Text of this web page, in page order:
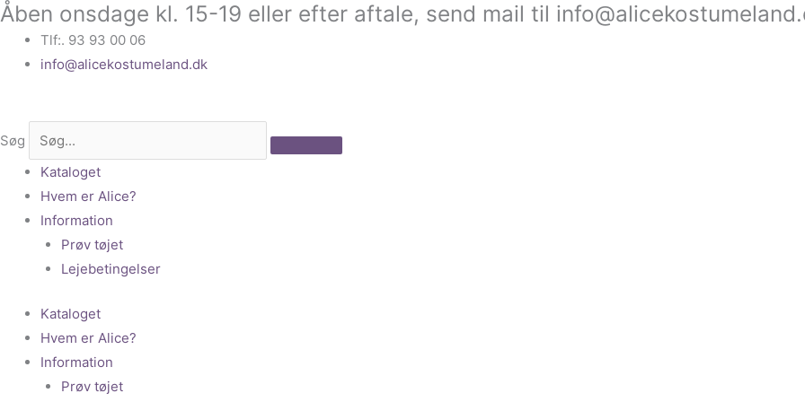
Gå
indholdet
Åben onsdage kl. 15-19 eller efter aftale, send mail til
Tlf:. 93 93 00 06
info@alicekostumeland.dk
Søg
Kataloget
Hvem er Alice?
Information
Prøv tøjet
Lejebetingelser
Kataloget
Hvem er Alice?
Information
Prøv tøjet